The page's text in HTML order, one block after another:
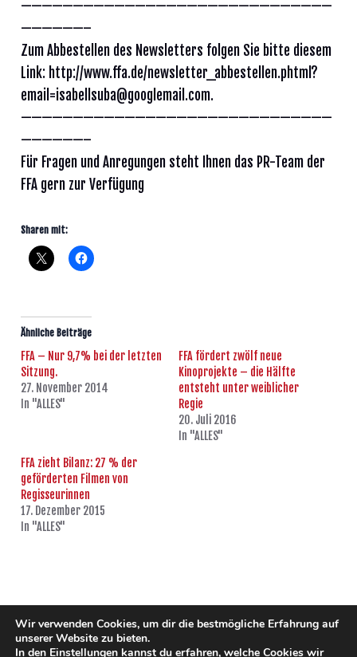
——————————————————————————————
——————–
Zum Abbestellen des Newsletters folgen Sie bitte diesem
Link: http://www.ffa.de/newsletter_abbestellen.phtml?
email=isabellsuba@googlemail.com.
——————————————————————————————
——————–
Für Fragen und Anregungen steht Ihnen das PR-Team der
FFA gern zur Verfügung
Sharen mit:
Ähnliche Beiträge
FFA – Nur 9,7% bei der letzten
Sitzung.
27. November 2014
In "ALLES"
FFA fördert zwölf neue
Kinoprojekte – die Hälfte
entsteht unter weiblicher
Regie
20. Juli 2016
In "ALLES"
FFA zieht Bilanz: 27 % der
geförderten Filmen von
Regisseurinnen
17. Dezember 2015
In "ALLES"
Wir verwenden Cookies, um dir die bestmögliche Erfahrung auf
unserer Website zu bieten.
In den Einstellungen kannst du erfahren, welche Cookies wir